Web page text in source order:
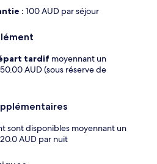
: 100 AUD par séjour
tardif moyennant un
AUD (sous réserve de
sont disponibles moyennant un
AUD par nuit